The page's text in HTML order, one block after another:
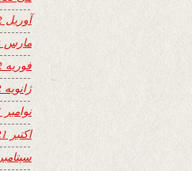
آوریل 2022
مارس 2022
فوریه 2022
ژانویه 2022
نوامبر 2021
اکتبر 2021
سپتامبر 2021